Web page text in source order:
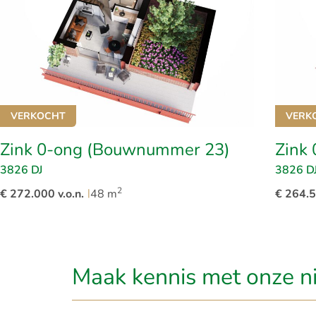
De eerste
Aan beide
maar liefst
het type
deze
waardoor
voorgevel
oevers, terwijl
Op de
Lood, die
scherm,
VERKOCHT
Zink 0-ong (Bouwnummer 23)
3826 DJ
€ 272.000 v.o.n. |48 m2
Zink
3826
€
Maak kennis met onze